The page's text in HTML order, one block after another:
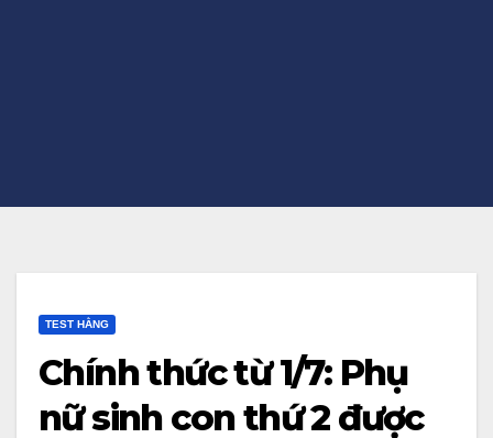
TEST HẰNG
Chính thức từ 1/7: Phụ
nữ sinh con thứ 2 được